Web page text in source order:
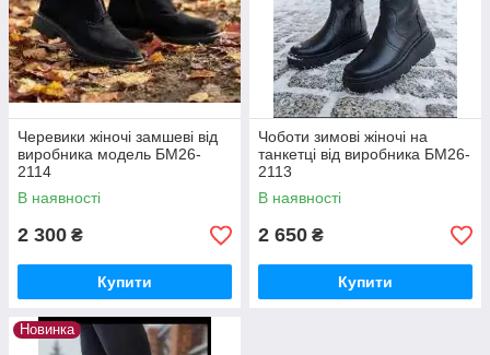
Черевики жіночі замшеві від
виробника модель БМ26-
2114
В наявності
2 300 ₴
Купити
Чоботи зимові жіночі на
танкетці від виробника БМ26-
2113
В наявності
2 650 ₴
Купити
Новинка